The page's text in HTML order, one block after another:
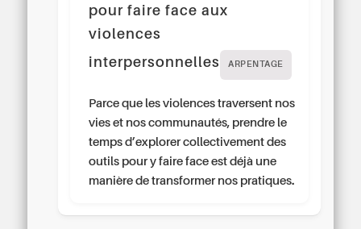
pour faire face aux
violences
interpersonnelles
ARPENTAGE
Parce que les violences traversent nos
vies et nos communautés, prendre le
temps d’explorer collectivement des
outils pour y faire face est déjà une
manière de transformer nos pratiques.